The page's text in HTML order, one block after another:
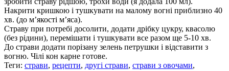
Накрити кришкою і тушкувати на малому вогні приблизно 40
хв. (до м’якості м’яса).
Страву при потребі досолити, додати дрібку цукру, квасолю
(без рідини), перемішати і тушкувати все разом ще 5-10 хв.
До страви додати порізану зелень петрушки і відставити з
вогню. Чілі кон карне готове.
Теги: страви, рецепти, другі страви, страви з овочами,